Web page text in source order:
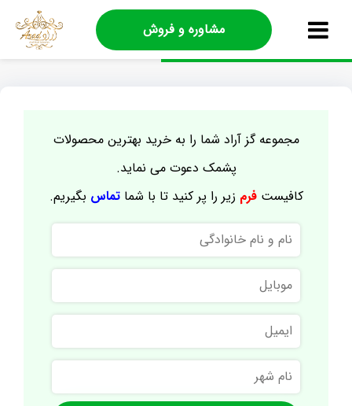
مشاوره و فروش
مجموعه گز آراد شما را به خرید بهترین محصولات
پشمک دعوت می نماید.
کافیستفرم زیر را پر کنید تا با شماتماس بگیریم.
نام
و
نام
خانوادگی
موبایل
ایمیل
نام
شهر